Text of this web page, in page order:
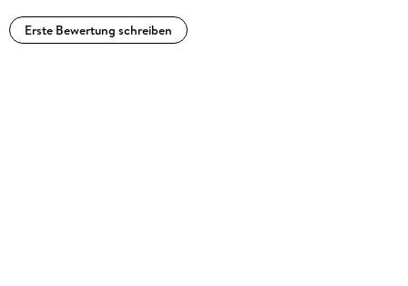
Erste Bewertung schreiben